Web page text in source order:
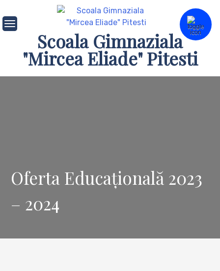
to
content
Scoala Gimnaziala
"Mircea Eliade" Pitesti
Oferta Educațională 2023
– 2024